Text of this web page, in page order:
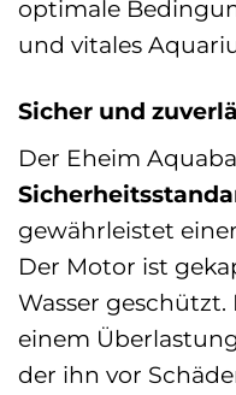
optimale
und vitales
Sicher und
Der Eheim
gewährleistet
Der Motor ist
Wasser
einem
der ihn vor